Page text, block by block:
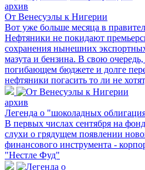
архив
От Венесуэлы к Нигерии
Вот уже больше месяца в
Нефтяники не покидают
сохранения нынешних
мазута и бензина. В свою
погибающем бюджете и долге
нефтяники погасить то ли не
архив
Легенда о "шоколадных
В первых числах сентября на
слухи о грядущем появлении
финансового инструмента -
"Нестле Фуд"